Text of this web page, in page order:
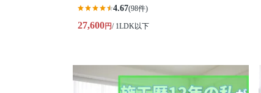
4.67(98件)
27,600円/ 1LDK以下